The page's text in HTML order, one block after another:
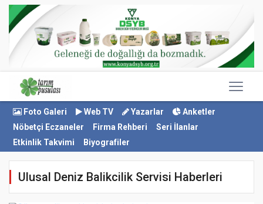
Foto Galeri Web TV Yazarlar
Anketler
Nöbetçi Eczaneler
Firma Rehberi
Seri İlanlar
Etkinlik Takvimi
Biyografiler
Ulusal Deniz Balikcilik Servisi Haberleri